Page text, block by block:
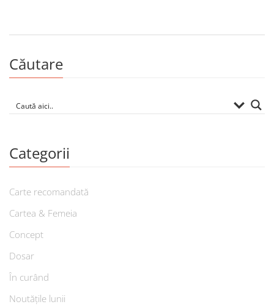
Căutare
Categorii
Carte recomandată
Cartea & Femeia
Concept
Dosar
În curând
Noutățile lunii